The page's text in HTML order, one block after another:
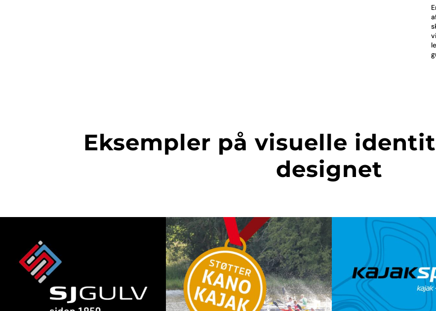
Eksempler på visuelle
designet